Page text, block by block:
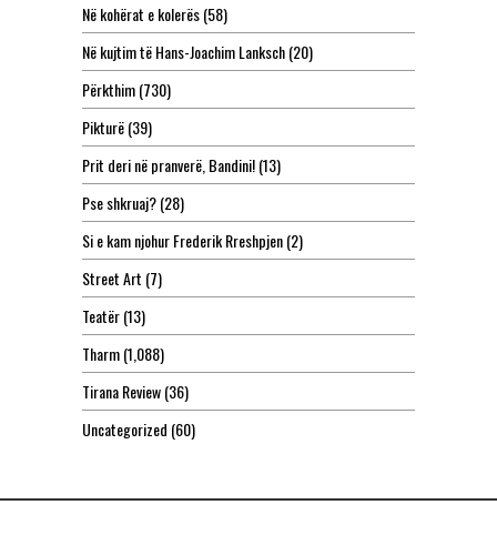
Në kohërat e kolerës(58)
Në kujtim të Hans-Joachim Lanksch(20)
Përkthim(730)
Pikturë(39)
Prit deri në pranverë, Bandini!(13)
Pse shkruaj?(28)
Si e kam njohur Frederik Rreshpjen(2)
Street Art (7)
Teatër(13)
Tharm(1,088)
Tirana Review(36)
Uncategorized (60)